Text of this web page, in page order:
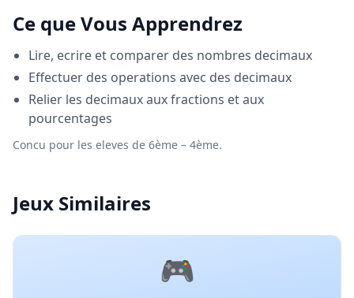
Ce que Vous Apprendrez
Lire, ecrire et comparer des nombres decimaux
Effectuer des operations avec des decimaux
Relier les decimaux aux fractions et aux
pourcentages
Concu pour les eleves de 6ème – 4ème.
Jeux Similaires
🎮